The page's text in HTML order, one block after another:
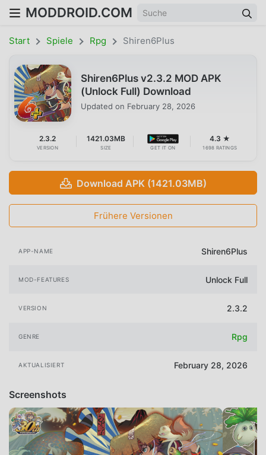
MODDROID.COM
Start Spiele Rpg Shiren6Plus
Shiren6Plus v2.3.2 MOD APK
(Unlock Full) Download
Updated on February 28, 2026
2.3.2
VERSION
1421.03MB
SIZE GET IT ON
4.3 ★
1698 RATINGS
Download APK (1421.03MB)
Frühere Versionen
APP-NAME Shiren6Plus
MOD-FEATURES Unlock Full
VERSION 2.3.2
GENRE Rpg
AKTUALISIERT February 28, 2026
Screenshots